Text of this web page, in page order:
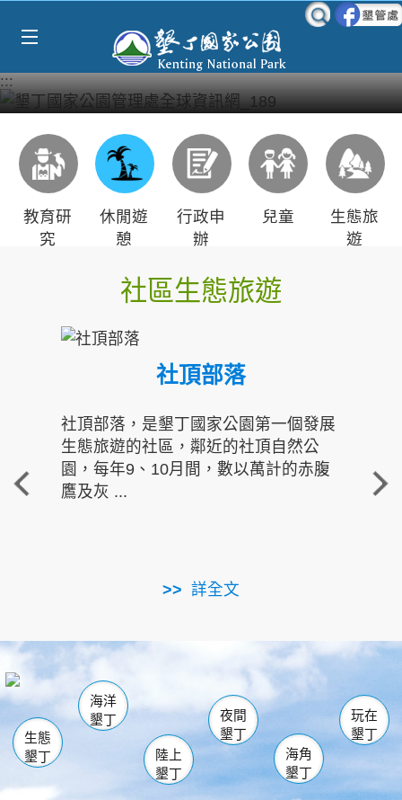
:::
教育研
究
休閒遊
憩
行政申
辦
兒童
生態旅
遊
社區生態旅遊
社頂部落
社頂部落，是墾丁國家公園第一個發展
生態旅遊的社區，鄰近的社頂自然公
園，每年9、10月間，數以萬計的赤腹
鷹及灰 ...
詳全文
重
走進
南仁湖
海生館
恆春 佳樂水
龍鑾潭自然中心 森林遊樂區
瓊麻館
關山 墾管處遊客中心
社頂公園 風吹沙
船帆石
白砂 龍磐公園
香蕉灣
砂島
鵝鑾鼻
生態
墾丁
海洋
墾丁
陸上
墾丁
夜間
墾丁
海角
墾丁
玩在
墾丁